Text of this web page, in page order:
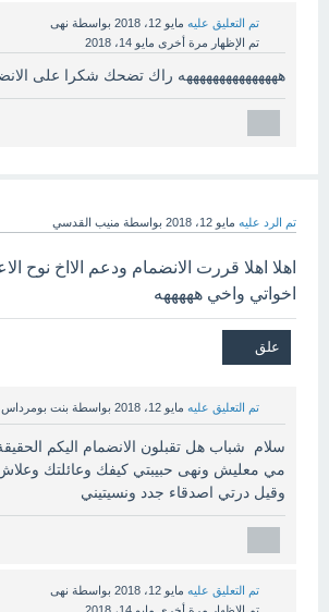
تم التعليق عليه مايو 12، 2018 بواسطة نهى
تم الإظهار مرة أخرى مايو 14، 2018
هههههههههههههههه راك تضحك شكرا على
تم الرد عليه مايو 12، 2018 بواسطة منيب القدسي
اهلا اهلا قررت الانضمام ودعم الااخ نوح الاعز
اخواتي واخي هههههه
تم التعليق عليه مايو 12، 2018 بواسطة بنت بومرداس
سلام شباب هل تقبلون الانضمام اليكم
مي معليش ونهى حبيبتي كيفك وعائلتك
وقيل درتي اصدقاء جدد ونسيتيني
تم التعليق عليه مايو 12، 2018 بواسطة نهى
تم الإظهار مرة أخرى
مايو 14، 2018